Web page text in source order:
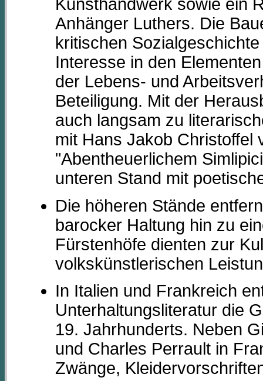
Kunsthandwerk sowie ein
Anhänger Luthers. Die
kritischen
Interesse in den
der Lebens- und
Beteiligung. Mit der
auch langsam zu
mit Hans Jakob Christoffel
"Abentheuerlichem
unteren Stand mit
Die höheren Stände
barocker Haltung hin zu
Fürstenhöfe dienten zur
volkskünstlerischen
In Italien und Frankreich
Unterhaltungsliteratur die
19. Jahrhunderts. Neben
und Charles Perrault in
Zwänge,